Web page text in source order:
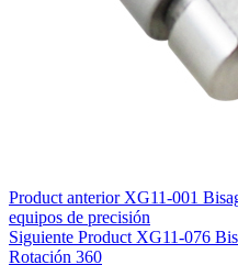
Product anterior XG11-001
equipos de precisión
Siguiente Product XG11-076
Rotación 360